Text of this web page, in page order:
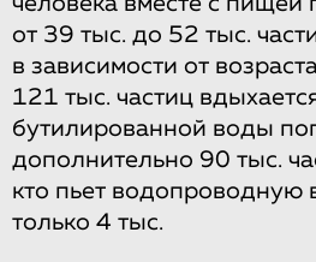
от 39 тыс. до 52 тыс.
в зависимости от
121 тыс. частиц
бутилированной воды
дополнительно 90 тыс.
кто пьет водопроводную
только 4 тыс.